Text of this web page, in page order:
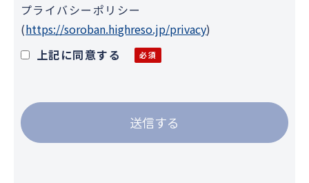
3. さらに、収集した個人情報は適正な管理
の下で安全に蓄積・保管します。
お客様の個人情報は下記の目的に使用させ
プライバシーポリシー
(https://soroban.highreso.jp/privacy)
上記に同意する